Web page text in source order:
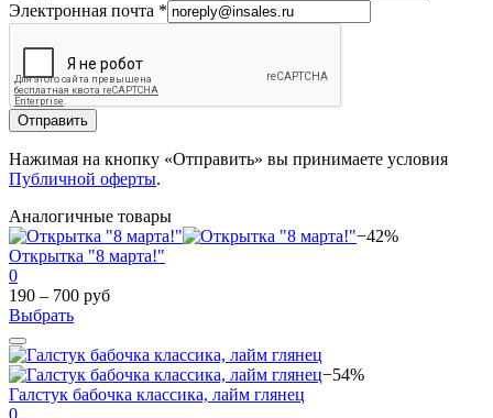
Электронная почта *
Отправить
Нажимая на кнопку «Отправить» вы принимаете условия
Публичной оферты.
Аналогичные товары
−42%
Открытка "8 марта!"
0
190 – 700 руб
Выбрать
−54%
Галстук бабочка классика, лайм глянец